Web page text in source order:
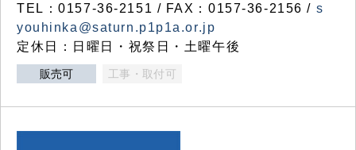
TEL：0157-36-2151 / FAX：0157-36-2156 / s
youhinka@saturn.p1p1a.or.jp
定休日：日曜日・祝祭日・土曜午後
販売可 工事・取付可